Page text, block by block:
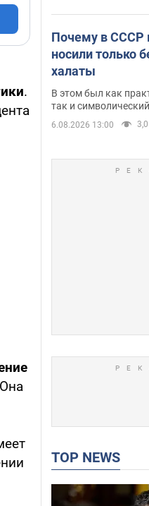
.
Почему в СССР
носили только
халаты
В этом был как
так и
6.08.2026 13:00
TOP NEWS